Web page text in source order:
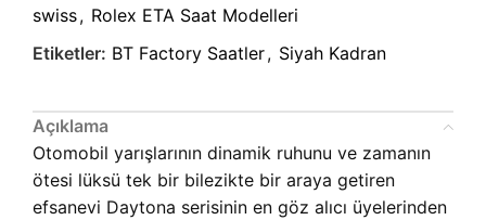
swiss, Rolex ETA Saat Modelleri
Etiketler: BT Factory Saatler, Siyah Kadran
Açıklama
Otomobil yarışlarının dinamik ruhunu ve zamanın
ötesi lüksü tek bir bilezikte bir araya getiren
efsanevi Daytona serisinin en göz alıcı üyelerinden